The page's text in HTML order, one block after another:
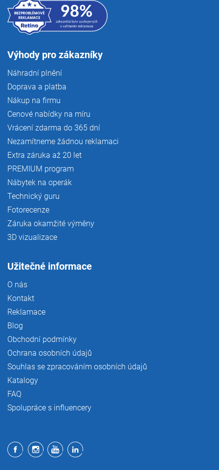
Výhody pro zákazníky
Náhradní plnění
Doprava a platba
Nákup na firmu
Cenové nabídky na míru
Vrácení zdarma do 365 dní
Nezamítneme žádnou reklamaci
Extra záruka až 20 let
PREMIUM program
Nábytek na operák
Technický guru
Fotorecenze
Záruka okamžité výměny
3D vizualizace
Užitečné informace
O nás
Kontakt
Reklamace
Blog
Obchodní podmínky
Ochrana osobních údajů
Souhlas se zpracováním osobních údajů
Katalogy
FAQ
Spolupráce s influencery